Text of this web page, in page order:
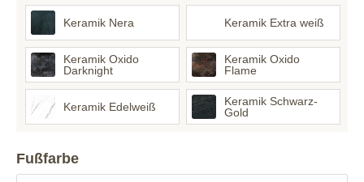
Keramik Nera Keramik Extra weiß
Keramik Oxido
Darknight
Keramik Oxido
Flame
Keramik Edelweiß
Keramik Schwarz-
Gold
Fußfarbe